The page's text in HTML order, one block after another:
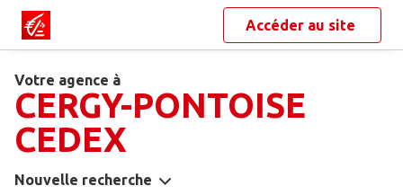
Accéder au site
Votre agence à
CERGY-PONTOISE
CEDEX
Nouvelle recherche